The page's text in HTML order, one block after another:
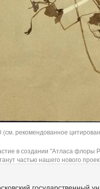
рекомендованное
в создании "Атласа флоры
частью нашего нового